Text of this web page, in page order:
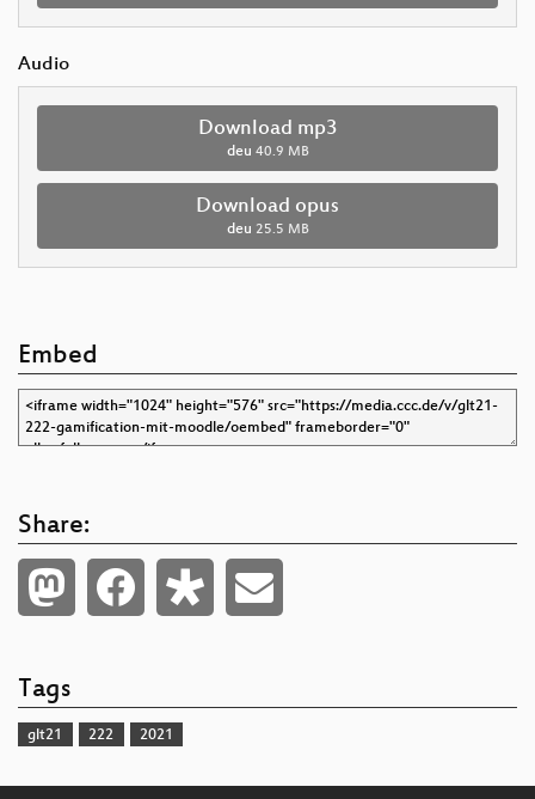
Audio
Download mp3
deu 40.9 MB
Download opus
deu 25.5 MB
Embed
Share:
Tags
glt21 222 2021